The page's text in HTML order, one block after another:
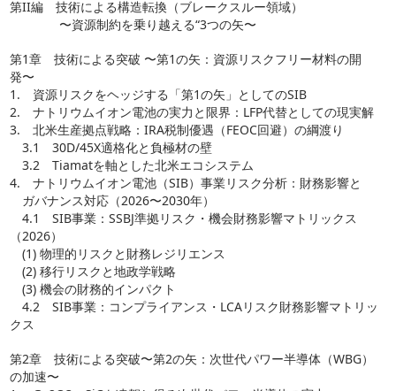
第II編 技術による構造転換（ブレークスルー領域）
〜資源制約を乗り越える“3つの矢〜
第1章 技術による突破 〜第1の矢：資源リスクフリー材料の開
発〜
1. 資源リスクをヘッジする「第1の矢」としてのSIB
2. ナトリウムイオン電池の実力と限界：LFP代替としての現実解
3. 北米生産拠点戦略：IRA税制優遇（FEOC回避）の綱渡り
3.1 30D/45X適格化と負極材の壁
3.2 Tiamatを軸とした北米エコシステム
4. ナトリウムイオン電池（SIB）事業リスク分析：財務影響と
ガバナンス対応（2026〜2030年）
4.1 SIB事業：SSBJ準拠リスク・機会財務影響マトリックス
（2026）
(1) 物理的リスクと財務レジリエンス
(2) 移行リスクと地政学戦略
(3) 機会の財務的インパクト
4.2 SIB事業：コンプライアンス・LCAリスク財務影響マトリッ
クス
第2章 技術による突破〜第2の矢：次世代パワー半導体（WBG）
の加速〜